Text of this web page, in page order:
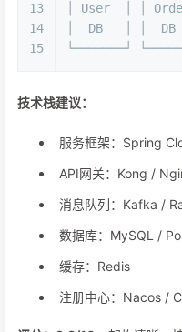
13
14
15
│ User  │ │
│  DB   │ │
└───────┘
技术栈建议：
服务框架：Spring
API网关：Kong /
消息队列：Kafka /
数据库：MySQL /
缓存：Redis
注册中心：Nacos /